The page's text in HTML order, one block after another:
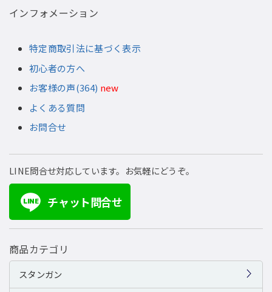
インフォメーション
特定商取引法に基づく表示
初心者の方へ
お客様の声(364) new
よくある質問
お問合せ
LINE問合せ対応しています。お気軽にどうぞ。
LINE チャット問合せ
商品カテゴリ
スタンガン